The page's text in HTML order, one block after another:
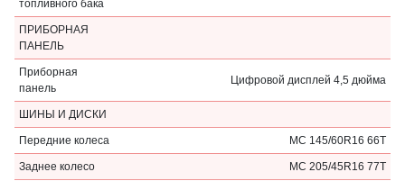
топливного бака
ПРИБОРНАЯ
ПАНЕЛЬ
Приборная
панель
Цифровой дисплей 4,5 дюйма
ШИНЫ И ДИСКИ
Передние колеса MC 145/60R16 66T
Заднее колесо MC 205/45R16 77T